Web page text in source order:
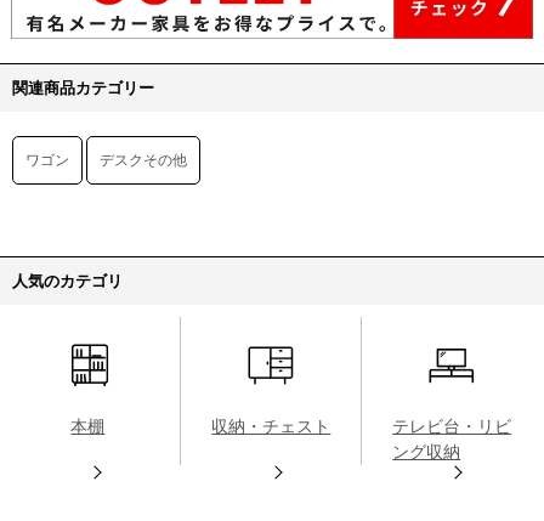
関連商品カテゴリー
ワゴン デスクその他
人気のカテゴリ
本棚 収納・チェスト
テレビ台・リビ
ング収納